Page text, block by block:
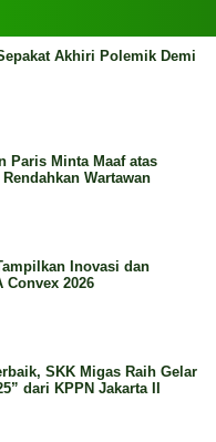
Akhiri Polemik Demi
Paris Minta Maaf atas
Wartawan
Inovasi dan
Convex 2026
SKK Migas Raih Gelar
dari KPPN Jakarta II